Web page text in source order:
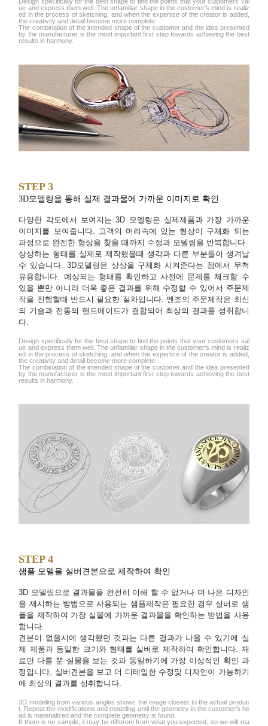
ue and express them well. The unfamiliar shape in the customer's mind is realiz
ed in the process of sketching, and when the expertise of the creator is added,
the creativity and detail become more complete.
The combination of the intended shape of the customer and the idea presented
by the manufacturer is the most important first step towards achieving the best
results in harmony.
STEP 3
3D모델링을 통해 실제 결과물에 가까운 이미지로 확인
다양한 각도에서 보여지는 3D 모델링은 실제제품과 가장 가까운
이미지를 보여줍니다. 고객의 머리속에 있는 형상이 구체화 되는
과정으로 완전한 형상을 찾을 때까지 수정과 모델링을 반복합니다.
상상하는 형태를 실제로 제작했을때 생각과 다른 부분들이 생겨날
수 있습니다. 3D모델링은 상상을 구체화 시켜준다는 점에서 무척
유용합니다. 예상되는 형태를 확인하고 사전에 문제를 체크할 수
있을 뿐만 아니라 더욱 좋은 결과를 위해 수정할 수 있어서 주문제
작을 진행할때 반드시 필요한 절차입니다. 엔조의 주문제작은 최신
의 기술과 전통의 핸드메이드가 결합되어 최상의 결과를 성취합니
다.
Design specifically for the best shape to find the points that your customers val
ue and express them well. The unfamiliar shape in the customer's mind is realiz
ed in the process of sketching, and when the expertise of the creator is added,
the creativity and detail become more complete.
The combination of the intended shape of the customer and the idea presented
by the manufacturer is the most important first step towards achieving the best
results in harmony.
STEP 4
샘플 모델을 실버견본으로 제작하여 확인
3D 모델링으로 결과물을 완전히 이해 할 수 없거나 더 나은 디자인
을 제시하는 방법으로 사용되는 샘플제작은 필요한 경우 실버로 샘
플을 제작하여 가장 실물에 가까운 결과물을 확인하는 방법을 사용
합니다.
견본이 없을시에 생각했던 것과는 다른 결과가 나올 수 있기에 실
제 제품과 동일한 크기와 형태를 실버로 제작하여 확인합니다. 재
료만 다를 뿐 실물을 보는 것과 동일하기에 가장 이상적인 확인 과
정입니다. 실버견본을 보고 더 디테일한 수정및 디자인이 가능하기
에 최상의 결과를 성취합니다.
3D modeling from various angles shows the image closest to the actual produc
t. Repeat the modifications and modeling until the geometry in the customer's he
ad is materialized and the complete geometry is found.
If there is no sample, it may be different from what you expected, so we will ma